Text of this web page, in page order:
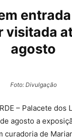
visitada
agosto
Foto: Divulgação
– Palacete dos
agosto a
curadoria de